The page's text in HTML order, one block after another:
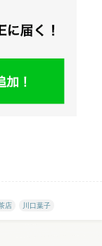
店 川口葉子